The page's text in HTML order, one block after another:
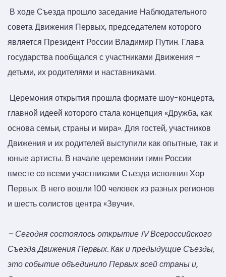
В ходе Съезда прошло заседание Наблюдательного
совета Движения Первых, председателем которого
является Президент России Владимир Путин. Глава
государства пообщался с участниками Движения –
детьми, их родителями и наставниками.
Церемония открытия прошла формате шоу-концерта,
главной идеей которого стала концепция «Дружба, как
основа семьи, страны и мира». Для гостей, участников
Движения и их родителей выступили как опытные, так и
юные артисты. В начале церемонии гимн России
вместе со всеми участниками Съезда исполнил Хор
Первых. В него вошли 100 человек из разных регионов
и шесть солистов центра «Звучи».
– Сегодня состоялось открытие IV Всероссийского
Съезда Движения Первых. Как и предыдущие Съезды,
это событие объединило Первых всей страны и,